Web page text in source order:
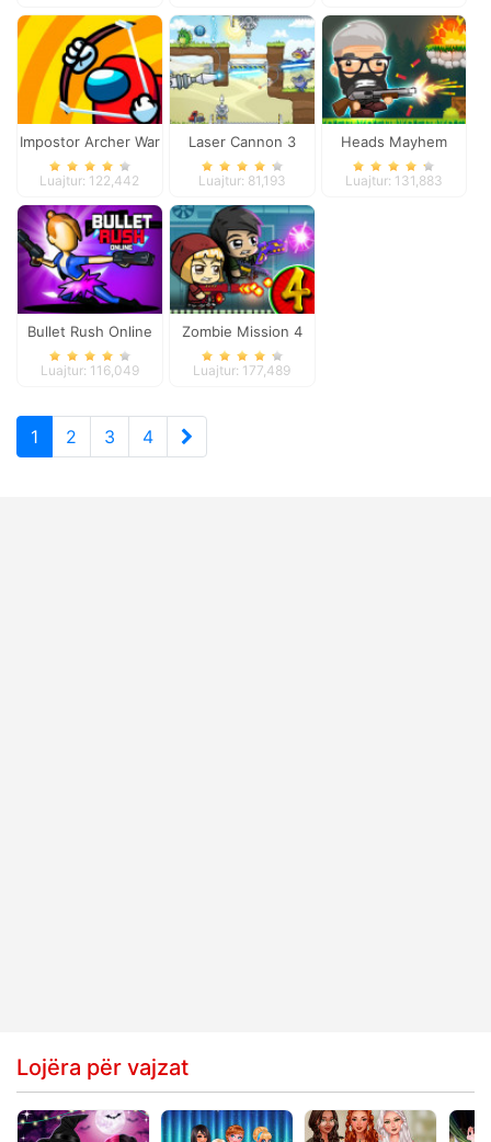
Impostor Archer War
Luajtur: 122,442
Laser Cannon 3
Luajtur: 81,193
Heads Mayhem
Luajtur: 131,883
Bullet Rush Online
Luajtur: 116,049
Zombie Mission 4
Luajtur: 177,489
1 2 3 4
Lojëra për vajzat